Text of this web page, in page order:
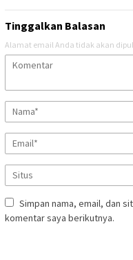
Tinggalkan Balasan
Alamat email Anda tidak akan
Simpan nama, email, dan